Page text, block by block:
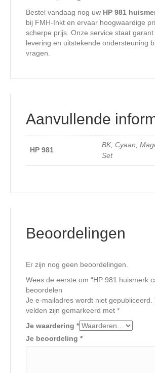
Bestel vandaag nog uw HP 981
bij FMH-Inkt en ervaar hoogwaardige
scherpe prijs. Onze service staat
levering en uitstekende ondersteuning
vragen.
Aanvullende
HP 981
BK, Cyaan,
Set
Beoordelingen
Er zijn nog geen beoordelingen.
Wees de eerste om “HP 981 huismerk
beoordelen
Je e-mailadres wordt niet gepubliceerd.
velden zijn gemarkeerd met *
Je waardering *
Je beoordeling *